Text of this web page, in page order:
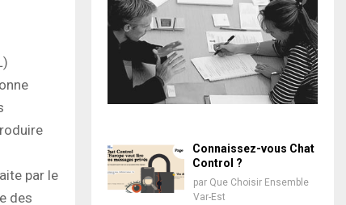
par le
des
Connaissez-vous Chat
Control ?
par Que Choisir Ensemble
Var-Est